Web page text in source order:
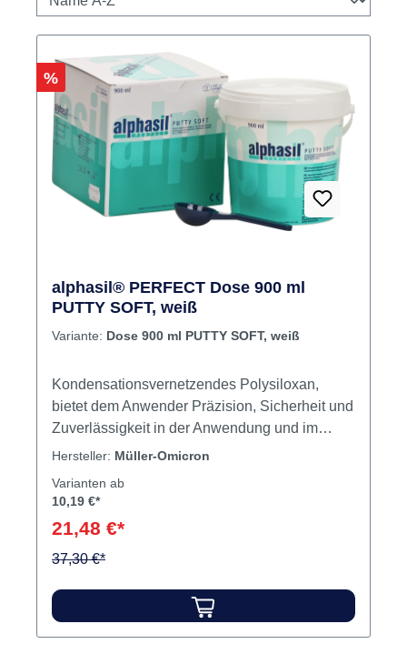
Rabatt
%
alphasil® PERFECT Dose 900 ml
PUTTY SOFT, weiß
Variante: Dose 900 ml PUTTY SOFT, weiß
Kondensationsvernetzendes Polysiloxan,
bietet dem Anwender Präzision, Sicherheit und
Zuverlässigkeit in der Anwendung und im
Ergebnis. Verarbeitungszeit bei allen
4 Minuten. Farben: PUTTY SOFT: weiß,
Hersteller: Müller-Omicron
Varianten ab
10,19 €*
21,48 €*
37,30 €*